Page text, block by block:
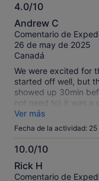
4.0/10
4.0
sobre
10
Andrew C
Comentario de
26 de may de 2025
Canadá
We were excited for
started off well, but
showed up 30min
not need to) it was a
first couple boarded
waiter came took our
people board the
departure, get
time we recieved our
guided tour was
disappointed. The
Ver más
Fecha de la actividad:
10.0/10
10.0
sobre
Rick H
Comentario de